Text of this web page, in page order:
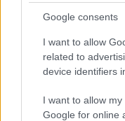
Google consents
I want to allow
related to
device identifiers
I want to allow
Google for online
Έδωσαν φωνή
μεταίχμιο
ανυπαρξίας,
θραυσμάτων
κατεδάφισης σε
Γκρεμιστές και